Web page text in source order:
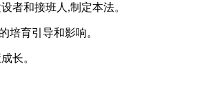
者和接班人,制定本法。
培育引导和影响。
长。